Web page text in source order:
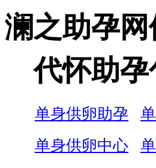
澜之助孕
代怀助
单身供卵助孕
单身供卵中心